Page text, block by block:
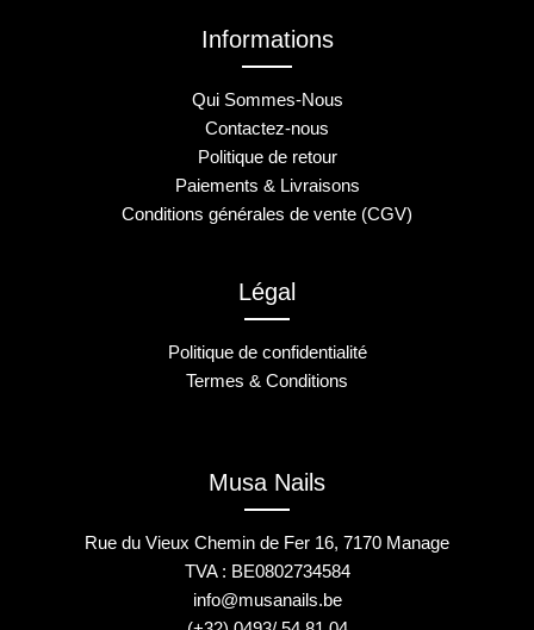
Informations
Qui Sommes-Nous
Contactez-nous
Politique de retour
Paiements & Livraisons
Conditions générales de vente (CGV)
Légal
Politique de confidentialité
Termes & Conditions
Musa Nails
Rue du Vieux Chemin de Fer 16, 7170 Manage
TVA : BE0802734584
info@musanails.be